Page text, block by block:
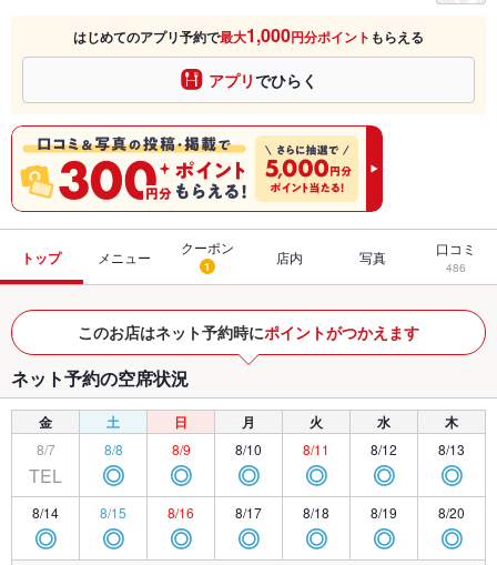
はじめてのアプリ予約で最大1,000円分ポイント もらえる
アプリでひらく
トップ メニュー
クーポン
1 店内 写真 口コミ
486
このお店はネット予約時にポイントがつかえます
ネット予約の空席状況
金 土 日 月 火 水 木
8/7
TEL
8/8
◎
8/9
◎
8/10
◎
8/11
◎
8/12
◎
8/13
◎
8/14
◎
8/15
◎
8/16
◎
8/17
◎
8/18
◎
8/19
◎
8/20
◎